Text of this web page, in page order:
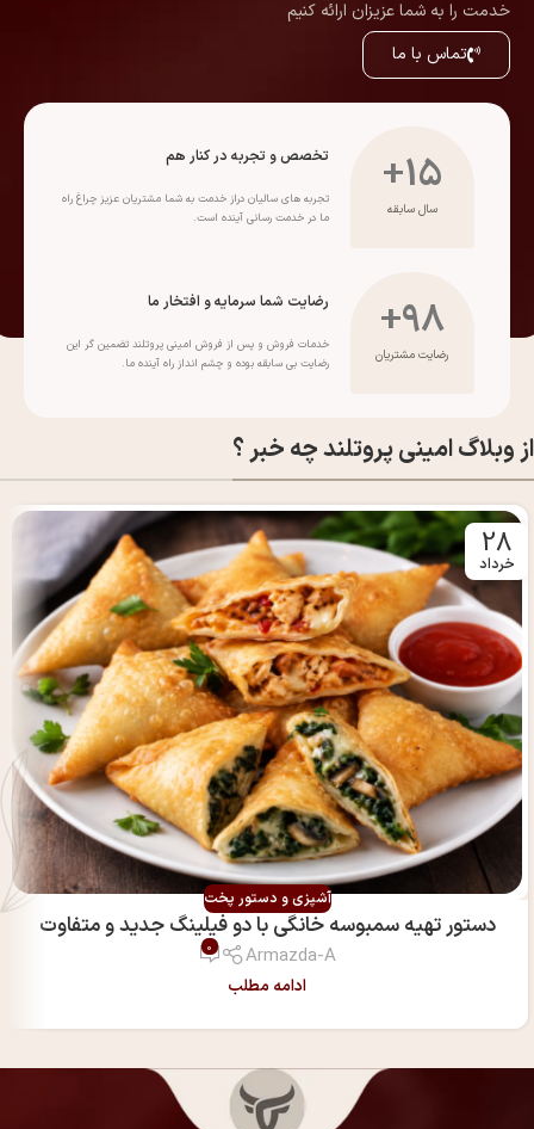
خدمت را به شما عزیزان ارائه کنیم
تماس با ما
سال سابقه
15
+ تخصص و تجربه در کنار هم
تجربه های سالیان دراز خدمت به شما مشتریان عزیز چراغ راه
ما در خدمت رسانی آینده است.
رضایت مشتریان
98
+ رضایت شما سرمایه و افتخار ما
خدمات فروش و پس از فروش امینی پروتلند تضمین گر این
رضایت بی سابقه بوده و چشم انداز راه آینده ما.
از وبلاگ امینی پروتلند چه خبر ؟
28
خرداد
آشپزی و دستور پخت
دستور تهیه سمبوسه خانگی با دو فیلینگ جدید و متفاوت
Armazda-A
0
ادامه مطلب